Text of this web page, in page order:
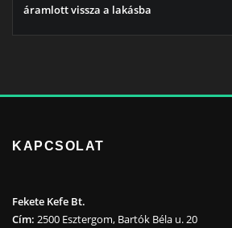
áramlott vissza a lakásba
KAPCSOLAT
Fekete Kefe Bt.
Cím: 2500 Esztergom, Bartók Béla u. 20